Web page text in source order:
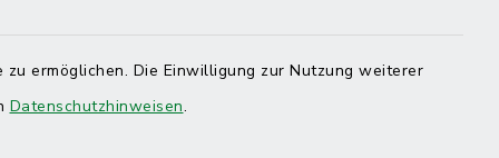
ermöglichen. Die Einwilligung zur Nutzung weiterer
Datenschutzhinweisen.